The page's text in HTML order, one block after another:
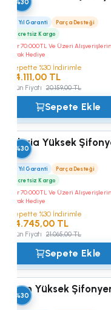
Kampüs
2 Yıl Garanti
Parça Desteği
Ücretsiz Kargo
Her 70.000TL Ve Üzeri
Yatak Hediye
%30
Sepette %30 İndirimle
14.111,00 TL
Ürün Fiyatı 20.159,00 TL
Sepete Ekle
Gloria Yüksek
2 Yıl Garanti
Parça Desteği
Ücretsiz Kargo
Her 70.000TL Ve Üzeri
Yatak Hediye
%30
Sepette %30 İndirimle
14.745,00 TL
Ürün Fiyatı 21.065,00 TL
Sepete Ekle
Evon Yüksek
%30